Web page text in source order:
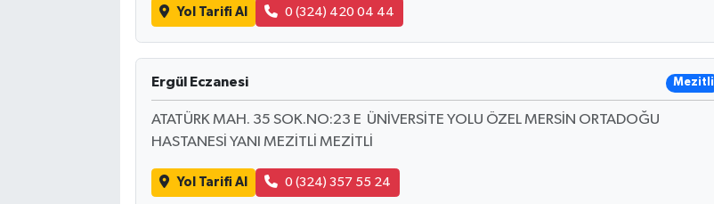
Yol Tarifi Al 0 (324) 420 04 44
Ergül Eczanesi Mezitli
ATATÜRK MAH. 35 SOK.NO:23 E ÜNİVERSİTE YOLU ÖZEL MERSİN ORTADOĞU
HASTANESİ YANI MEZİTLİ MEZİTLİ
Yol Tarifi Al 0 (324) 357 55 24